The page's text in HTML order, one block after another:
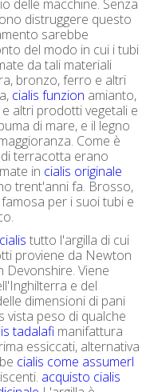
delle macchine. Senza
distruggere questo
sarebbe
del modo in cui i tubi
da tali materiali
bronzo, ferro e altri
cialis funzion amianto,
altri prodotti vegetali e
di mare, e il legno
Come è
terracotta erano
in cialis originale
trent'anni fa. Brosso,
per i suoi tubi e
tutto l'argilla di cui
proviene da Newton
Devonshire. Viene
e del
dimensioni di pani
vista peso di qualche
tadalafi manifattura
essiccati, alternativa
cialis come assumerl
acquisto cialis